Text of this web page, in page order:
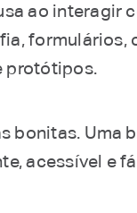
ao interagir
formulários,
protótipos.
bonitas. Uma
acessível e